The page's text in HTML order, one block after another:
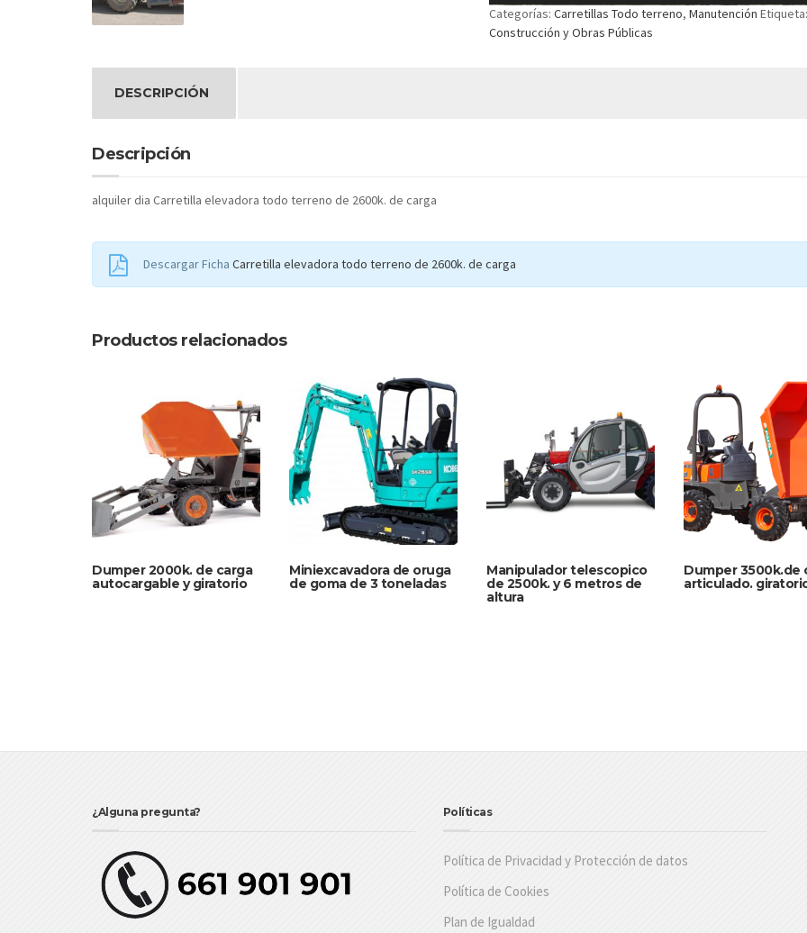
Categorías: Carretillas Todo terreno, Manutención Etiqueta:
Construcción y Obras Públicas
DESCRIPCIÓN
Descripción
alquiler dia Carretilla elevadora todo terreno de 2600k. de carga
Descargar Ficha Carretilla elevadora todo terreno de 2600k. de carga
Productos relacionados
Dumper 2000k. de carga
autocargable y giratorio
Miniexcavadora de oruga
de goma de 3 toneladas
Manipulador telescopico
de 2500k. y 6 metros de
altura
Dumper 3500k.de
articulado.
¿Alguna pregunta? Políticas
Política de Privacidad y Protección de datos
Política de Cookies
Plan de Igualdad